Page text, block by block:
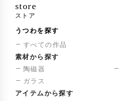
store
ストア
うつわを探す
すべての作品
素材から探す
陶磁器
ガラス
アイテムから探す